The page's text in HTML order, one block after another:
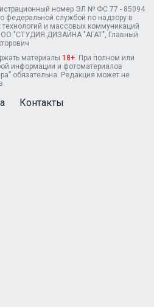
номер ЭЛ № ФС 77 - 85094
федеральной службой по надзору в
и массовых коммуникаций
"СТУДИЯ ДИЗАЙНА "АГАТ", Главный
материалы 18+. При полном или
информации и фотоматериалов
обязательна. Редакция может не
Контакты